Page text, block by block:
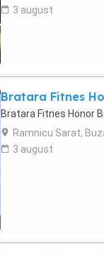
3 august
Bratara Fitnes
Bratara Fitnes Honor
Ramnicu Sarat,
3 august